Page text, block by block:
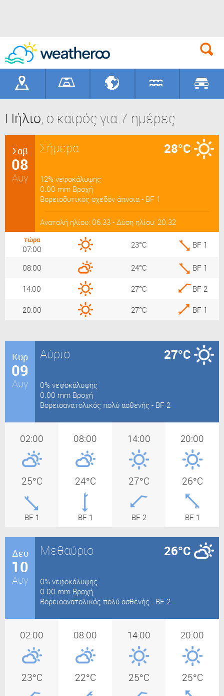
Γεωγραφικά
Πήλιο, ο καιρός για 7 ημέρες
Σαβ
08
Αυγ
Σήμερα 28°C
12% νεφοκάλυψης
0.00 mm Βροχή
Βορειοδυτικός σχεδόν άπνοια - BF 1
Ανατολή ηλίου: 06.33 - Δύση ηλίου: 20.32
τώρα
07:00 23°C BF 1
08:00 24°C BF 1
14:00 27°C BF 2
20:00 27°C BF 1
Κυρ
09
Αυγ
Αύριο 27°C
0% νεφοκάλυψης
0.00 mm Βροχή
Bορειοανατολικός πολύ ασθενής - BF 2
02:00
25°C
BF 1
08:00
24°C
BF 1
14:00
27°C
BF 2
20:00
26°C
BF 1
Δευ
10
Αυγ
Μεθαύριο 26°C
0% νεφοκάλυψης
0.00 mm Βροχή
Bορειοανατολικός πολύ ασθενής - BF 2
02:00
23°C
08:00
22°C
14:00
25°C
20:00
25°C